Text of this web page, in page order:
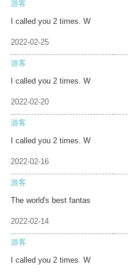
游客
I called you 2 times. W
2022-02-25
游客
I called you 2 times. W
2022-02-20
游客
I called you 2 times. W
2022-02-16
游客
The world's best fantas
2022-02-14
游客
I called you 2 times. W